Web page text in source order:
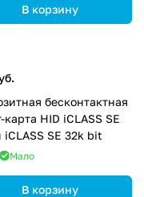
В корзину
бесконтактная
карта HID iCLASS SE
iCLASS SE 32k bit
Мало
В корзину